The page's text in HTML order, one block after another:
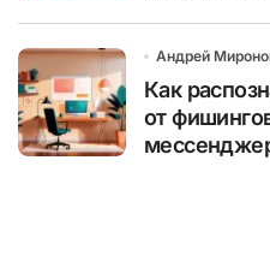
Андрей
Как
от